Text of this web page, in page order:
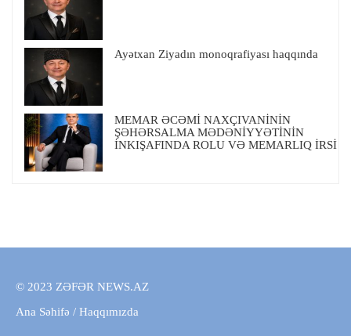
Ayətxan Ziyadın monoqrafiyası haqqında
MEMAR ƏCƏMİ NAXÇIVANİNİN
ŞƏHƏRSALMA MƏDƏNİYYƏTİNİN
İNKIŞAFINDA ROLU VƏ MEMARLIQ İRSİ
© 2023 ZƏFƏR NEWS.AZ
Ana Səhifə / Haqqımızda